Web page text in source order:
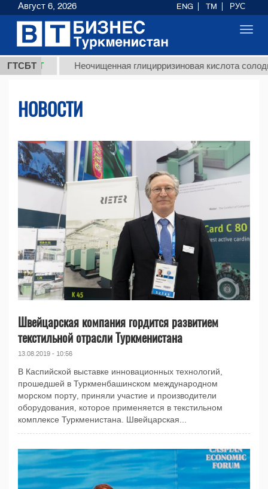
ГТСБТНеочищенная глицирризиновая кислота солодкового
НОВОСТИ
Швейцарская компания гордится развитием
текстильной отрасли Туркменистана
13.08.2019 - 10:56
В Каспийской выставке инновационных технологий,
прошедшей в Туркменбашинском международном
морском порту, приняли участие и производители
оборудования, которое применяется в текстильном
комплексе Туркменистана. Швейцарская...
Август 6, 2026 ENG TM РУС